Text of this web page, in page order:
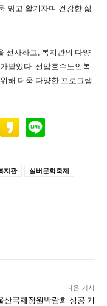
밝고 활기차며 건강한 삶
선사하고, 복지관의 다양
받았다. 선암호수노인복
해 더욱 다양한 프로그램
지관 실버문화축제
다음 기사
산국제정원박람회 성공 기